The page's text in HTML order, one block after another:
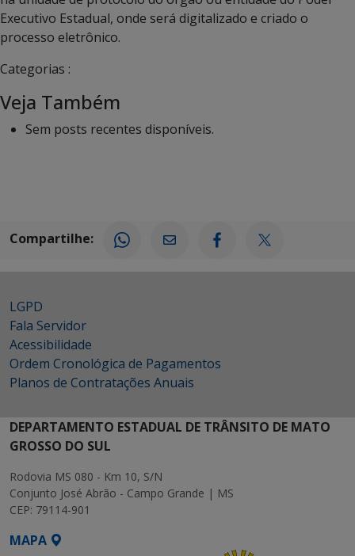
Executivo Estadual, onde será digitalizado e criado o
processo eletrônico.
Categorias :
Veja Também
Sem posts recentes disponíveis.
Compartilhe:
LGPD
Fala Servidor
Acessibilidade
Ordem Cronológica de Pagamentos
Planos de Contratações Anuais
DEPARTAMENTO ESTADUAL DE TRÂNSITO DE MATO
GROSSO DO SUL
Rodovia MS 080 - Km 10, S/N
Conjunto José Abrão - Campo Grande | MS
CEP: 79114-901
MAPA